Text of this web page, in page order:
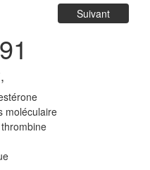
Suivant
moléculaire